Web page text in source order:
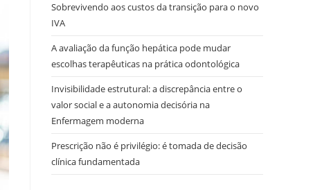
Sobrevivendo aos custos da transição para o novo
IVA
A avaliação da função hepática pode mudar
escolhas terapêuticas na prática odontológica
Invisibilidade estrutural: a discrepância entre o
valor social e a autonomia decisória na
Enfermagem moderna
Prescrição não é privilégio: é tomada de decisão
clínica fundamentada